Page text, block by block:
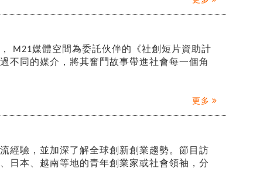
M21媒體空間為委託伙伴的《社創短片資助計
不同的媒介，將其奮鬥故事帶進社會每一個角
更多
經驗，並加深了解全球創新創業趨勢。節目訪
日本、越南等地的青年創業家或社會領袖，分